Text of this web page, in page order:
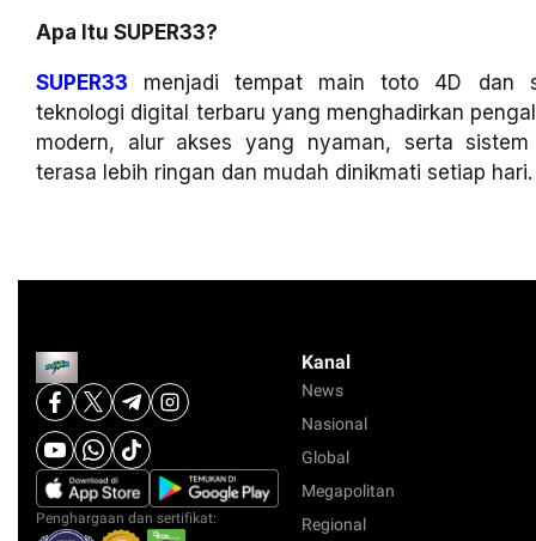
Apa Itu SUPER33?
SUPER33 menjadi tempat main toto 4D dan
teknologi digital terbaru yang menghadirkan
modern, alur akses yang nyaman, serta
terasa lebih ringan dan mudah dinikmati setiap hari.
Penghargaan dan sertifikat:
Kanal
News
Nasional
Global
Megapolitan
Regional